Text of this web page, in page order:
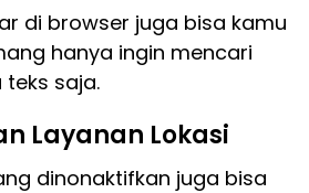
di browser juga bisa kamu
hanya ingin mencari
saja.
Layanan Lokasi
dinonaktifkan juga bisa